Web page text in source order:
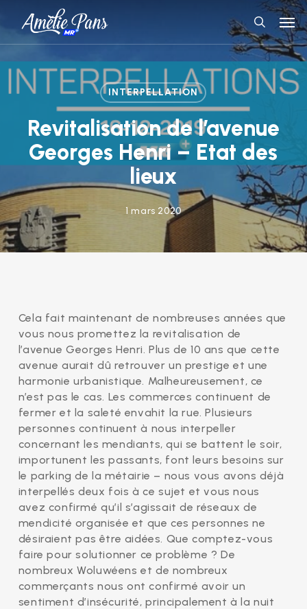
main
search
INTERPELLATION
Revitalisation de l’avenue
Georges Henri – Etat des
lieux
1 mars 2020
Cela fait maintenant de nombreuses années que
vous nous promettez la revitalisation de
l’avenue Georges Henri. Plus de 10 ans que cette
avenue aurait dû retrouver un prestige et une
harmonie urbanistique. Malheureusement, ce
n’est pas le cas. Les commerces continuent de
fermer et la saleté envahit la rue. Plusieurs
personnes continuent à nous interpeller
concernant les mendiants, qui se battent le soir,
importunent les passants, font leurs besoins sur
le parking de la métairie – nous vous avons déjà
interpellés deux fois à ce sujet et vous nous
avez confirmé qu’il s’agissait de réseaux de
mendicité organisée et que ces personnes ne
désiraient pas être aidées. Que comptez-vous
faire pour solutionner ce problème ? De
nombreux Woluwéens et de nombreux
commerçants nous ont confirmé avoir un
sentiment d’insécurité, principalement à la nuit